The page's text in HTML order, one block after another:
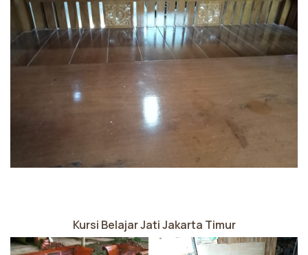
Kursi Belajar Jati Jakarta Timur